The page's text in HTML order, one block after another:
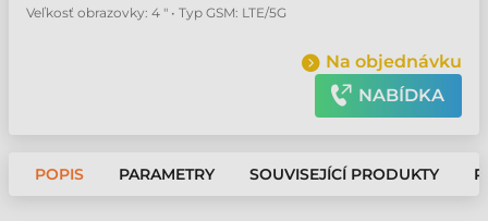
Veľkosť obrazovky: 4 " • Typ GSM: LTE/5G
Na objednávku
NABÍDKA
POPIS PARAMETRY SOUVISEJÍCÍ PRODUKTY